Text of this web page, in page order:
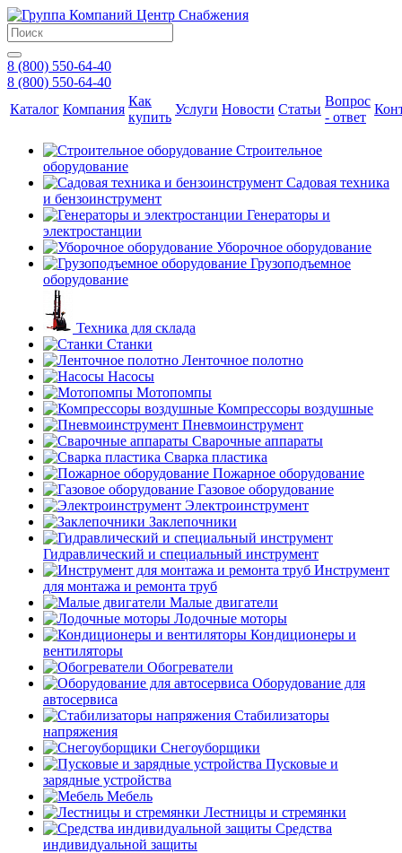
8 (800) 550-64-40
8 (800) 550-64-40
Каталог Компания
Как
купить
Услуги Новости Статьи
Вопрос
- ответ
Строительное
оборудование
Садовая техника
и бензоинструмент
Генераторы и
электростанции
Уборочное оборудование
Грузоподъемное
оборудование
Техника для склада
Станки
Ленточное полотно
Насосы
Мотопомпы
Компрессоры воздушные
Пневмоинструмент
Сварочные аппараты
Сварка пластика
Пожарное оборудование
Газовое оборудование
Электроинструмент
Заклепочники
Гидравлический и специальный инструмент
Инструмент
для монтажа и ремонта труб
Малые двигатели
Лодочные моторы
Кондиционеры и
вентиляторы
Обогреватели
Оборудование для
автосервиса
Стабилизаторы
напряжения
Снегоуборщики
Пусковые и
зарядные устройства
Мебель
Лестницы и стремянки
Средства
индивидуальной защиты